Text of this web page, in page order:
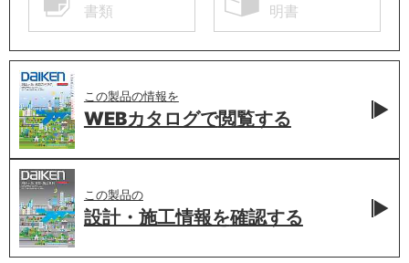
書類
明書
この製品の情報を
WEBカタログで閲覧する
この製品の
設計・施工情報を確認する